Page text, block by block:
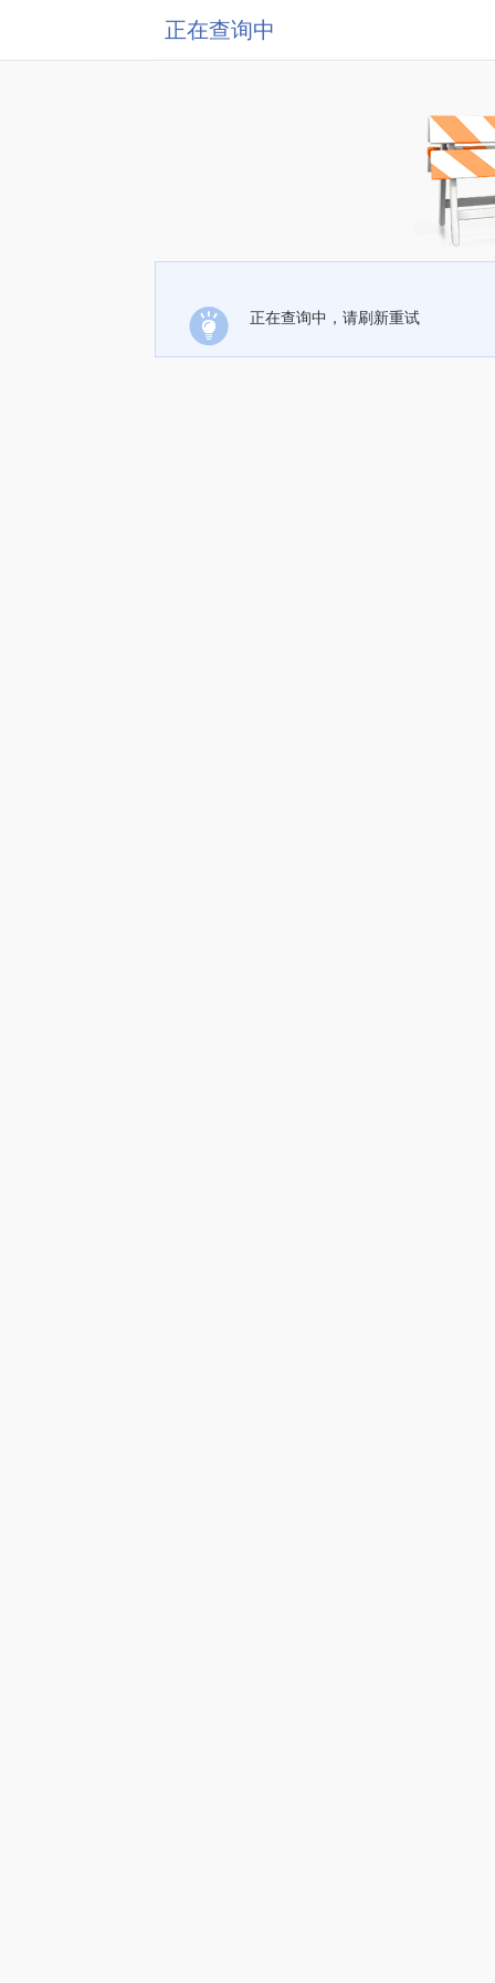
正在查询中
正在查询中，请刷新重试